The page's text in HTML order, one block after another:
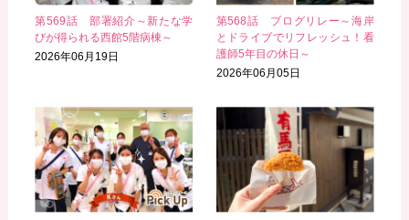
第569話 部署紹介～新たな学
びが得られる西館5階病棟～
2026年06月19日
第568話 ブログリレー～海岸
とドライブでリフレッシュ！看
護師5年目の休日～
2026年06月05日